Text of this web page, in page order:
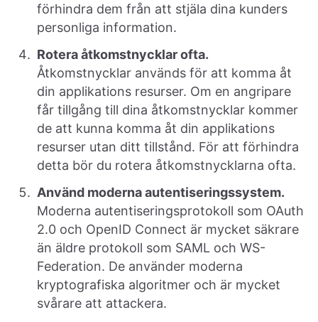
förhindra dem från att stjäla dina kunders
personliga information.
Rotera åtkomstnycklar ofta.
Åtkomstnycklar används för att komma åt
din applikations resurser. Om en angripare
får tillgång till dina åtkomstnycklar kommer
de att kunna komma åt din applikations
resurser utan ditt tillstånd. För att förhindra
detta bör du rotera åtkomstnycklarna ofta.
Använd moderna autentiseringssystem.
Moderna autentiseringsprotokoll som OAuth
2.0 och OpenID Connect är mycket säkrare
än äldre protokoll som SAML och WS-
Federation. De använder moderna
kryptografiska algoritmer och är mycket
svårare att attackera.